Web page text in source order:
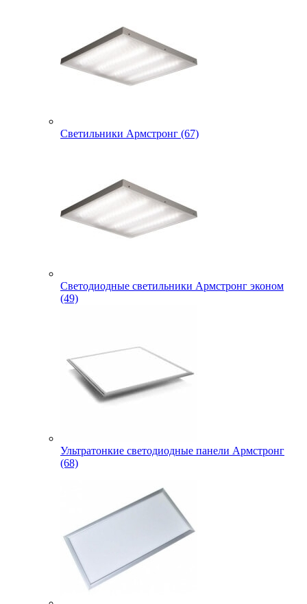
Светильники Армстронг (67)
Светодиодные светильники Армстронг эконом
(49)
Ультратонкие светодиодные панели Армстронг
(68)